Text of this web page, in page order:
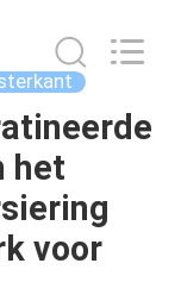
het
voor